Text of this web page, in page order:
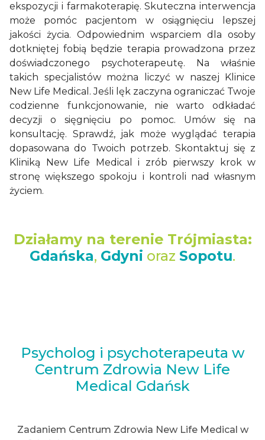
ekspozycji i farmakoterapię. Skuteczna interwencja
może pomóc pacjentom w osiągnięciu lepszej
jakości życia. Odpowiednim wsparciem dla osoby
dotkniętej fobią będzie terapia prowadzona przez
doświadczonego psychoterapeutę. Na właśnie
takich specjalistów można liczyć w naszej Klinice
New Life Medical.Jeśli lęk zaczyna ograniczać Twoje
codzienne funkcjonowanie, nie warto odkładać
decyzji o sięgnięciu po pomoc. Umów się na
konsultację. Sprawdź, jak może wyglądać terapia
dopasowana do Twoich potrzeb. Skontaktuj się z
Kliniką New Life Medical i zrób pierwszy krok w
stronę większego spokoju i kontroli nad własnym
życiem.
Działamy na terenie Trójmiasta:
Gdańska, Gdyni oraz Sopotu.
Psycholog i psychoterapeuta w
Centrum Zdrowia New Life
Medical Gdańsk
Zadaniem Centrum Zdrowia New Life Medical w